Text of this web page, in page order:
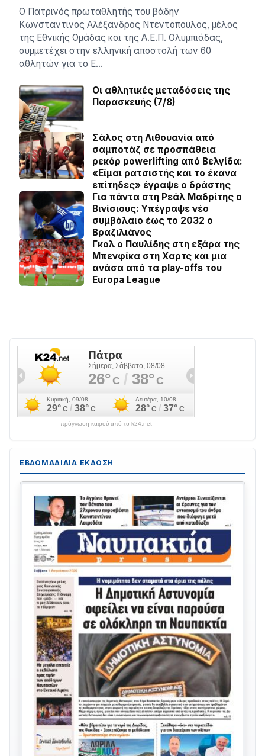
Ο Πατρινός πρωταθλητής του βάδην
Κωνσταντινος Αλέξανδρος Ντεντοπουλος, μέλος
της Εθνικής Ομάδας και της Α.Ε.Π. Ολυμπιάδας,
συμμετέχει στην ελληνική αποστολή των 60
αθλητών για το Ε…
Οι αθλητικές μεταδόσεις της
Παρασκευής (7/8)
Σάλος στη Λιθουανία από
σαμποτάζ σε προσπάθεια
ρεκόρ powerlifting από Βελγίδα:
«Είμαι ρατσιστής και το έκανα
επίτηδες» έγραψε ο δράστης
Για πάντα στη Ρεάλ Μαδρίτης ο
Βινίσιους: Yπέγραψε νέο
συμβόλαιο έως το 2032 ο
Βραζιλιάνος
Γκολ ο Παυλίδης στη εξάρα της
Μπενφίκα στη Χαρτς και μια
ανάσα από τα play-offs του
Europa League
πρόγνωση καιρού από το k24.net